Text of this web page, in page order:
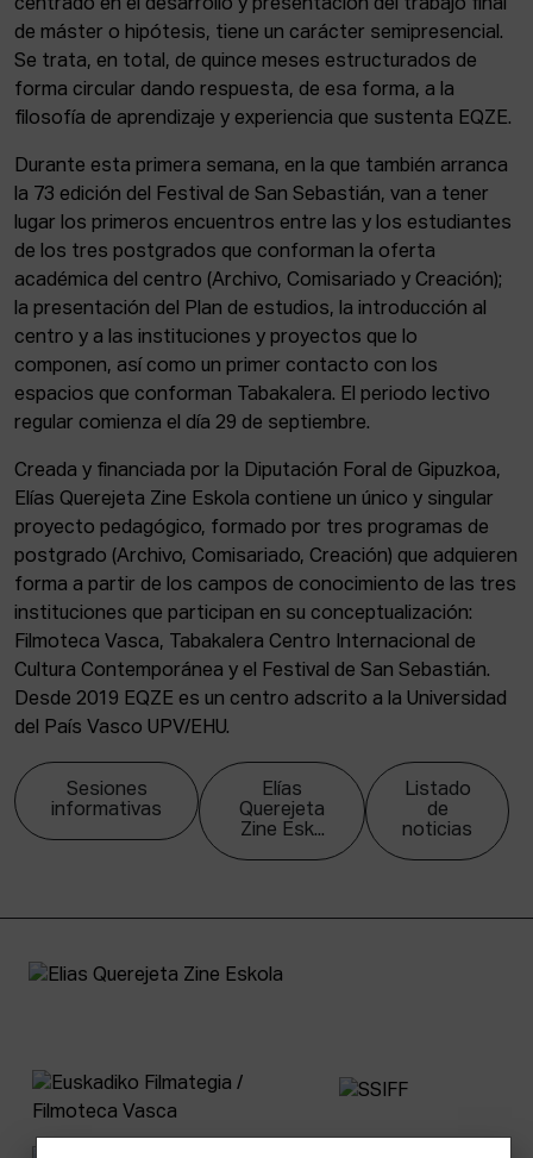
centrado en el desarrollo y presentación del trabajo final
de máster o hipótesis, tiene un carácter semipresencial.
Se trata, en total, de quince meses estructurados de
forma circular dando respuesta, de esa forma, a la
filosofía de aprendizaje y experiencia que sustenta EQZE.
Durante esta primera semana, en la que también arranca
la 73 edición del Festival de San Sebastián, van a tener
lugar los primeros encuentros entre las y los estudiantes
de los tres postgrados que conforman la oferta
académica del centro (Archivo, Comisariado y Creación);
la presentación del Plan de estudios, la introducción al
centro y a las instituciones y proyectos que lo
componen, así como un primer contacto con los
espacios que conforman Tabakalera. El periodo lectivo
regular comienza el día 29 de septiembre.
Creada y financiada por la Diputación Foral de Gipuzkoa,
Elías Querejeta Zine Eskola contiene un único y singular
proyecto pedagógico, formado por tres programas de
postgrado (Archivo, Comisariado, Creación) que adquieren
forma a partir de los campos de conocimiento de las tres
instituciones que participan en su conceptualización:
Filmoteca Vasca, Tabakalera Centro Internacional de
Cultura Contemporánea y el Festival de San Sebastián.
Desde 2019 EQZE es un centro adscrito a la Universidad
del País Vasco UPV/EHU.
Sesiones
informativas
Elías
Querejeta
Zine Esk...
Listado
de
noticias